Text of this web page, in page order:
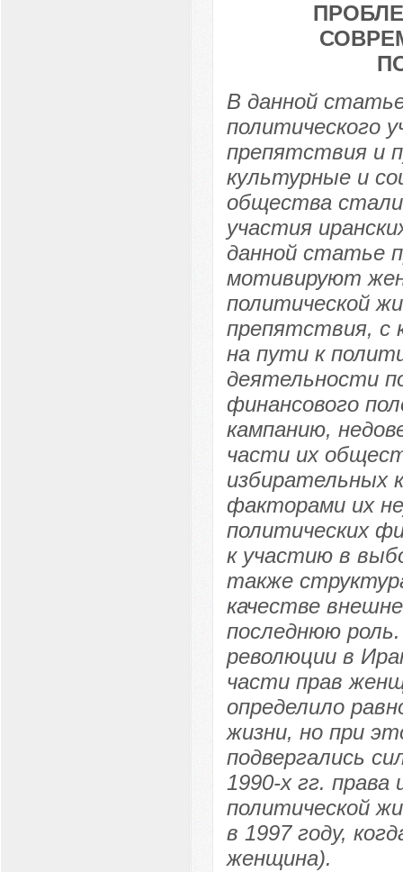
В данной
политического
препятствия и
культурные и
общества
участия
данной статье
мотивируют
политической
препятствия, с
на пути к
деятельности
финансового
кампанию,
части их
избирательных
факторами их
политических
к участию в
также
качестве
последнюю
революции в
части прав
определило
жизни, но при
подвергались
1990-х гг.
политической
в 1997 году,
женщина).